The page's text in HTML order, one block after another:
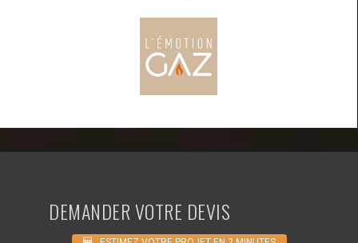
DEMANDER VOTRE DEVIS